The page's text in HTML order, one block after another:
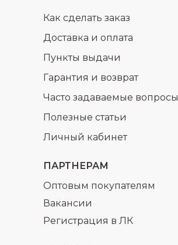
ПАРТНЕРАМ
Регистрация в ЛК
Оптовым покупателям
Вакансии
Доставка и оплата
Часто задаваемые вопросы
Гарантия и возврат
Полезные статьи
Пункты выдачи
Как сделать заказ
Личный кабинет